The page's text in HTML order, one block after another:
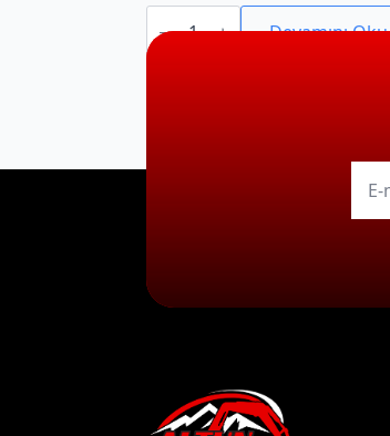
01746005
adet Devamını Oku
E-
mail